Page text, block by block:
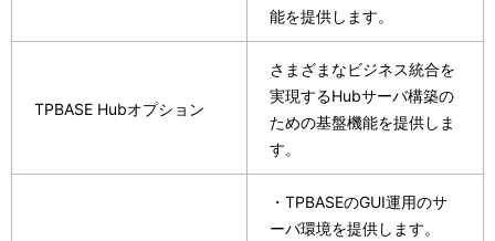
能を提供します。
TPBASE Hubオプション
さまざまなビジネス統合を
実現するHubサーバ構築の
ための基盤機能を提供しま
す。
・TPBASEのGUI運用のサ
ーバ環境を提供します。